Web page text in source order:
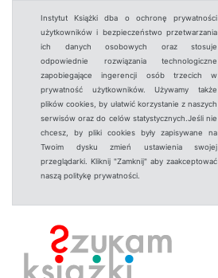
Instytut Książki dba o ochronę prywatności
użytkowników i bezpieczeństwo przetwarzania
ich danych osobowych oraz stosuje
odpowiednie rozwiązania technologiczne
zapobiegające ingerencji osób trzecich w
prywatność użytkowników. Używamy także
plików cookies, by ułatwić korzystanie z naszych
serwisów oraz do celów statystycznych.Jeśli nie
chcesz, by pliki cookies były zapisywane na
Twoim dysku zmień ustawienia swojej
przeglądarki. Kliknij "Zamknij" aby zaakceptować
naszą politykę prywatności.